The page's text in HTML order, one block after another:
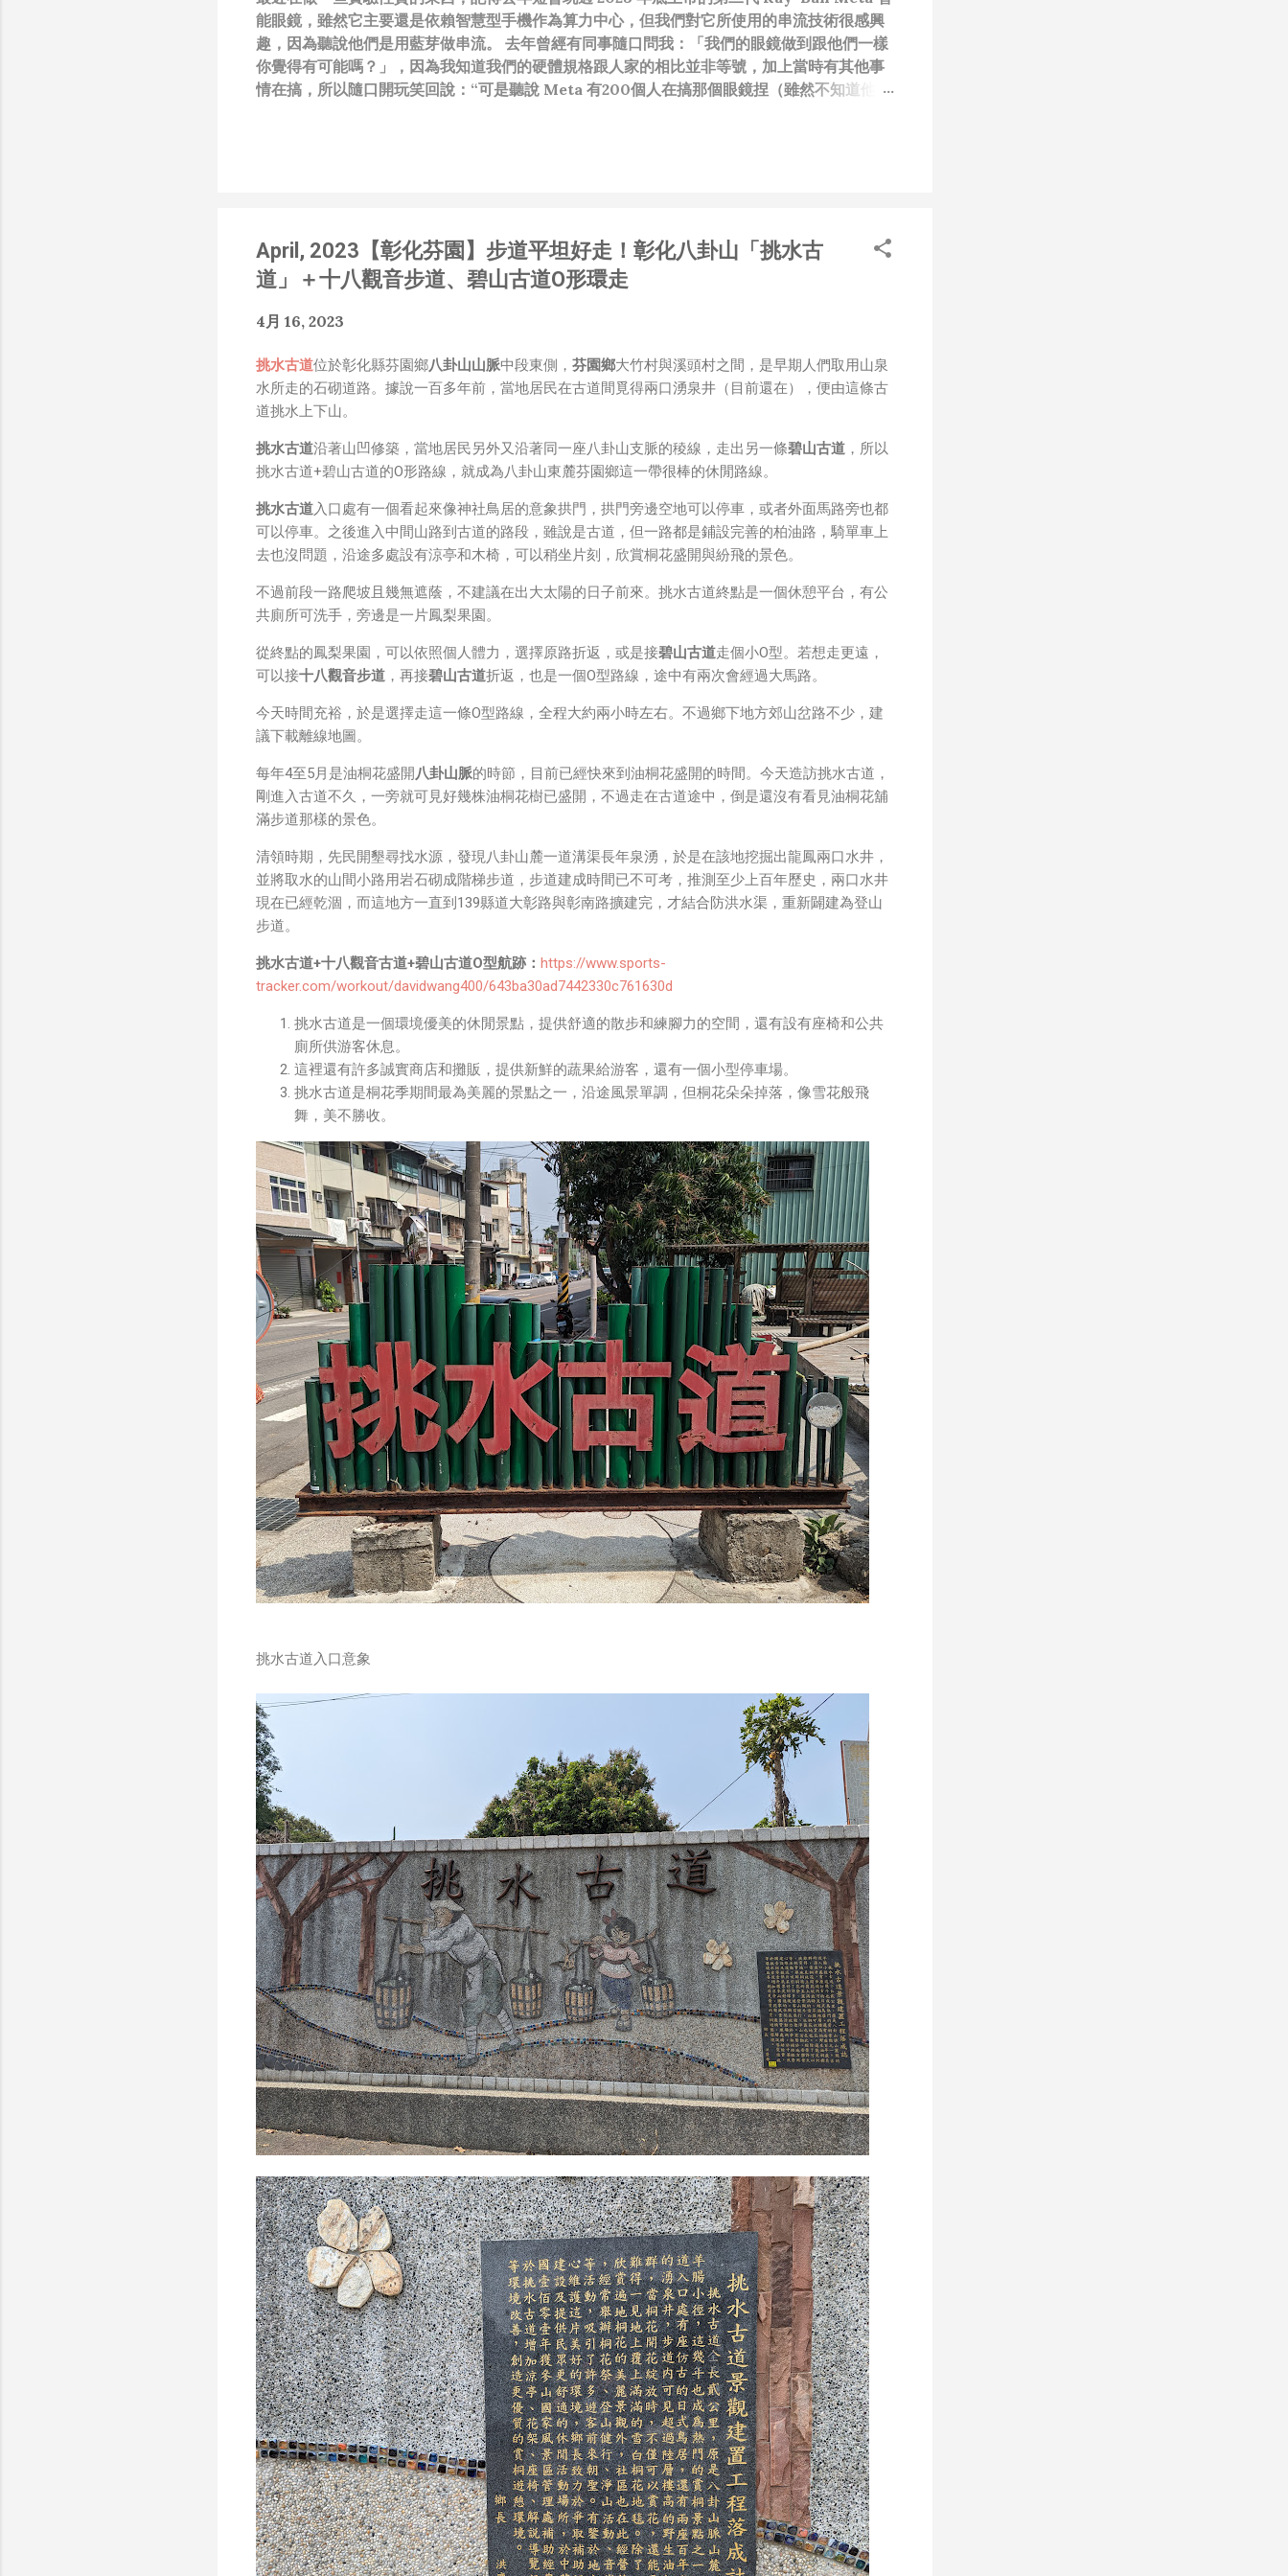
能眼鏡，雖然它主要還是依賴智慧型手機作為算力中心，但我們對它所使用的串流技術很感興
趣，因為聽說他們是用藍芽做串流。 去年曾經有同事隨口問我：「我們的眼鏡做到跟他們一樣
你覺得有可能嗎？」，因為我知道我們的硬體規格跟人家的相比並非等號，加上當時有其他事
情在搞，所以隨口開玩笑回說：“可是聽說 Meta 有200個人在搞那個眼鏡捏（雖然不知道他們
扛、散佈同事私生活謠言，還有職場霸凌，這些你他媽都頂級專業戶，除此之外沒啥洨用
了！） 一件理論上可以做到的事情，外行人的認知被信息差，不懂加上沒實作能力去驗證，就
什麼都變成黑科技了（多黑？比巴西黑鮑魚還黑嗎？）。反重力技術說不定也非啥黑科技，只
是政府不讓你普通老百姓了解罷了。 Ray-ban Meta 的黑科技，講白了就是人家拉個百人團隊
Ray-Ban Meta 的智慧眼鏡有塞入一個強大的 WiFi 6 晶片在裡面，一開始我猜測會不會有可
能是透過 WiFi P2P 或 WiFi SoftAP 的方式去做串流（確實 Meta 的智能眼鏡，在同步媒體
時，會強制要求開啟手機的 WiFi 開關，所以媒體同步應該是靠 WiFi 通道做的），而去年初
秒級傳完，從眼鏡端將媒體串流到手機端更是不用說的順暢，而且當時我們的媒體串流還是以
未經編碼的方式傳透過 Socket 直接傳輸的（這表示傳輸時所需的頻寬會更大，功耗據說也較
大）。 後來因為 ...
April, 2023【彰化芬園】步道平坦好走！彰化八卦山「挑水古
道」＋十八觀音步道、碧山古道O形環走
4月 16, 2023
挑水古道位於彰化縣芬園鄉八卦山山脈中段東側， 芬園鄉大竹村與溪頭村之間，是早期人們取用山泉
水所走的石砌道路。據說一百多年前，當地居民在古道間覓得兩口湧泉井（目前還在），便由這條古
道挑水上下山。
挑水古道沿著山凹修築，當地居民另外又沿著同一座八卦山支脈的稜線，走出另一條碧山古道 ，所以
挑水古道+碧山古道的O形路線，就成為八卦山東麓芬園鄉這一帶很棒的休閒路線。
挑水古道入口處有一個看起來像神社鳥居的意象拱門，拱門旁邊空地可以停車，或者外面馬路旁也都
可以停車。之後進入中間山路到古道的路段，雖說是古道，但一路都是鋪設完善的柏油路，騎單車上
去也沒問題，沿途多處設有涼亭和木椅，可以稍坐片刻，欣賞桐花盛開與紛飛的景色。
不過前段一路爬坡且幾無遮蔭，不建議在出大太陽的日子前來。挑水古道終點是一個休憩平台，有公
共廁所可洗手，旁邊是一片鳳梨果園。
從終點的鳳梨果園，可以依照個人體力，選擇原路折返，或是接碧山古道走個小O型。若想走更遠，
可以接十八觀音步道 ，再接碧山古道折返，也是一個O型路線，途中有兩次會經過大馬路。
今天時間充裕，於是選擇走這一條O型路線，全程大約兩小時左右。不過鄉下地方郊山岔路不少，建
議下載離線地圖。
每年4至5月是油桐花盛開八卦山脈的時節，目前已經快來到油桐花盛開的時間。今天造訪挑水古道，
剛進入古道不久，一旁就可見好幾株油桐花樹已盛開，不過走在古道途中，倒是還沒有看見油桐花舖
滿步道那樣的景色。
清領時期，先民開墾尋找水源，發現八卦山麓一道溝渠長年泉湧，於是在該地挖掘出龍鳳兩口水井，
並將取水的山間小路用岩石砌成階梯步道，步道建成時間已不可考，推測至少上百年歷史，兩口水井
現在已經乾涸，而這地方一直到139縣道大彰路與彰南路擴建完，才結合防洪水渠，重新闢建為登山
步道。
挑水古道+十八觀音古道+碧山古道O型航跡： https://www.sports-
tracker.com/workout/davidwang400/643ba30ad7442330c761630d
挑水古道是一個環境優美的休閒景點，提供舒適的散步和練腳力的空間，還有設有座椅和公共
廁所供游客休息。
這裡還有許多誠實商店和攤販，提供新鮮的蔬果給游客，還有一個小型停車場。
挑水古道是桐花季期間最為美麗的景點之一，沿途風景單調，但桐花朵朵掉落，像雪花般飛
舞，美不勝收。
挑水古道入口意象